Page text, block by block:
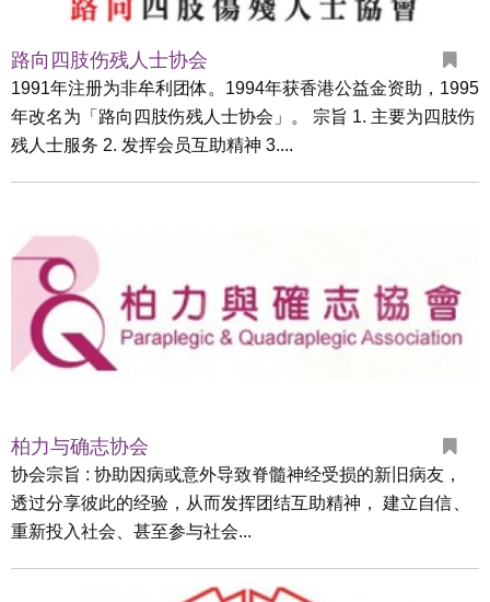
路向四肢伤残人士协会
1991年注册为非牟利团体。1994年获香港公益金资助，1995
年改名为「路向四肢伤残人士协会」。 宗旨 1. 主要为四肢伤
残人士服务 2. 发挥会员互助精神 3....
柏力与确志协会
协会宗旨 : 协助因病或意外导致脊髓神经受损的新旧病友，
透过分享彼此的经验，从而发挥团结互助精神， 建立自信、
重新投入社会、甚至参与社会...